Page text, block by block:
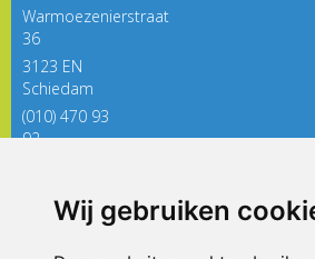
Wij gebruiken
Warmoezenierstraat
36
3123 EN
Schiedam
(010) 470 93
92
ONDERDEEL VAN